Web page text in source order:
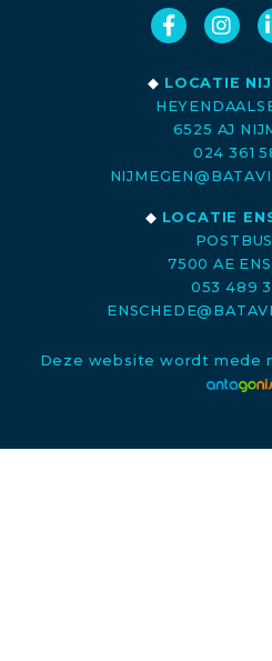
◆ LOCATIE
6525 AJ
024 361
◆ LOCATIE
7500 AE
053 489
Deze website wordt mede